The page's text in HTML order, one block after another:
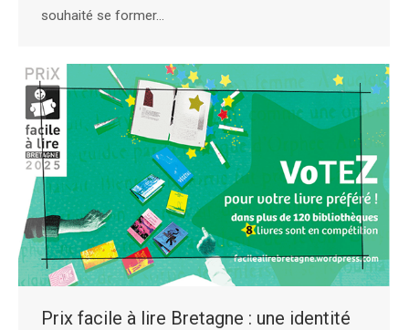
souhaité se former…
Prix facile à lire Bretagne : une identité